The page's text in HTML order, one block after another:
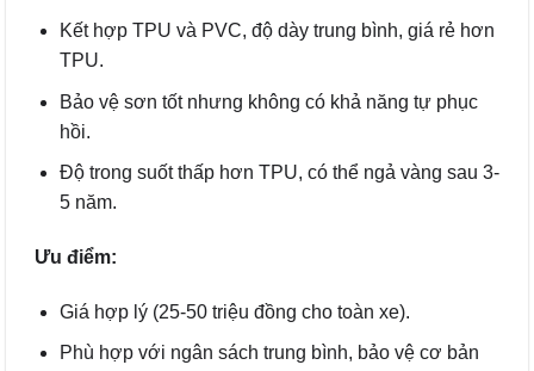
Kết hợp TPU và PVC, độ dày trung bình, giá rẻ hơn
TPU.
Bảo vệ sơn tốt nhưng không có khả năng tự phục
hồi.
Độ trong suốt thấp hơn TPU, có thể ngả vàng sau 3-
5 năm.
Ưu điểm:
Giá hợp lý (25-50 triệu đồng cho toàn xe).
Phù hợp với ngân sách trung bình, bảo vệ cơ bản